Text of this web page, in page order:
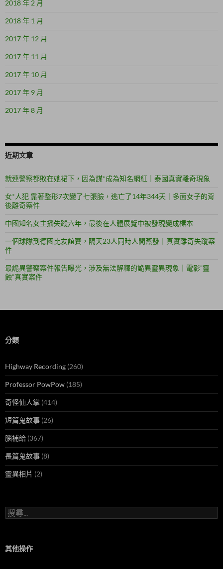
2018 年 2 月
2018 年 1 月
2017 年 12 月
2017 年 11 月
2017 年 10 月
2017 年 9 月
2017 年 8 月
近期文章
就連警察都敗在她裙下，因為謀*成為知名網紅｜泰國真實離奇現象
女*人犯 靠著整形7次變了七張臉，逃亡了14年344天｜多面女子的背
後離奇案件
中國知名女主播失蹤六年，最後在人體展覽中被發現變成標本
一個球隊到德國比友誼賽，隔天23人同時人間蒸發｜真實離奇失蹤案
件
最詭異警察案件報告曝光，涉及無法解釋的詭異靈異現象｜電影”靈
蝕”真實案件
分類
Highway Recording (260)
Professor PowPow (185)
奇怪仙人掌 (414)
短篇鬼故事 (26)
腦補給 (367)
長篇鬼故事 (8)
靈異相片 (2)
搜
尋
字:
其他操作